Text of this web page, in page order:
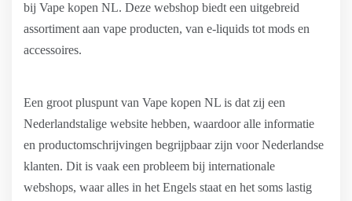
bij Vape kopen NL. Deze webshop biedt een uitgebreid
assortiment aan vape producten, van e-liquids tot mods en
accessoires.
Een groot pluspunt van Vape kopen NL is dat zij een
Nederlandstalige website hebben, waardoor alle informatie
en productomschrijvingen begrijpbaar zijn voor Nederlandse
klanten. Dit is vaak een probleem bij internationale
webshops, waar alles in het Engels staat en het soms lastig